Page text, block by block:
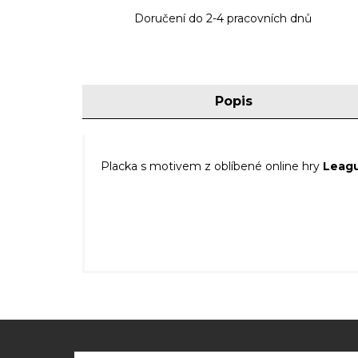
Doručení do 2-4 pracovních dnů
Popis
Placka s motivem z oblíbené online hry